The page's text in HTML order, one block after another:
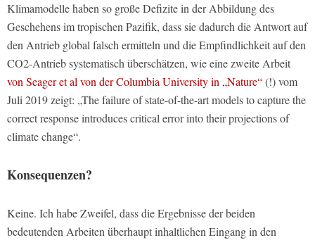
Klimamodelle haben so große Defizite in der Abbildung des
Geschehens im tropischen Pazifik, dass sie dadurch die Antwort auf
den Antrieb global falsch ermitteln und die Empfindlichkeit auf den
CO2-Antrieb systematisch überschätzen, wie eine zweite Arbeit
von Seager et al von der Columbia University in „Nature“(!) vom
Juli 2019 zeigt: „The failure of state-of-the-art models to capture the
correct response introduces critical error into their projections of
climate change“.
Konsequenzen?
Keine. Ich habe Zweifel, dass die Ergebnisse der beiden
bedeutenden Arbeiten überhaupt inhaltlichen Eingang in den